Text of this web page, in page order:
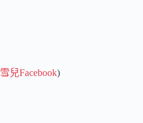
雪兒Facebook)